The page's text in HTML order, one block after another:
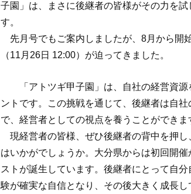
子園」は、まさに後継者の皆様がその力を
す。
先月号でもご案内しましたが、8月から開
（11月26日 12:00）が迫ってきました。
「アトツギ甲子園」は、自社の経営資源
ントです。この挑戦を通じて、後継者は自
で、経営者としての視点を養うことができま
現経営者の皆様、ぜひ後継者の背中を押
はいかがでしょうか。大分県からは初回開
ストが誕生しています。後継者にとって自
験が確実な自信となり、その後大きく成長